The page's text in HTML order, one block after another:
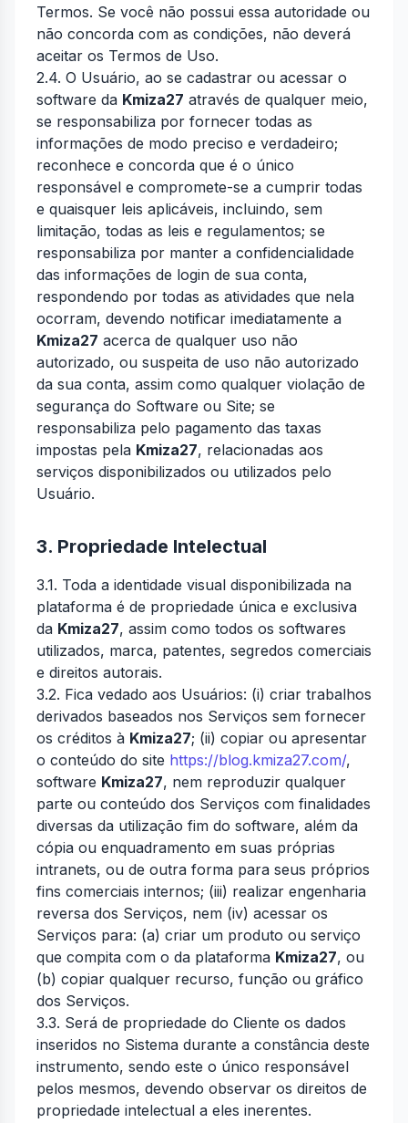
Termos. Se você não possui essa autoridade ou
não concorda com as condições, não deverá
aceitar os Termos de Uso.
2.4. O Usuário, ao se cadastrar ou acessar o
software da Kmiza27 através de qualquer meio,
se responsabiliza por fornecer todas as
informações de modo preciso e verdadeiro;
reconhece e concorda que é o único
responsável e compromete-se a cumprir todas
e quaisquer leis aplicáveis, incluindo, sem
limitação, todas as leis e regulamentos; se
responsabiliza por manter a confidencialidade
das informações de login de sua conta,
respondendo por todas as atividades que nela
ocorram, devendo notificar imediatamente a
Kmiza27 acerca de qualquer uso não
autorizado, ou suspeita de uso não autorizado
da sua conta, assim como qualquer violação de
segurança do Software ou Site; se
responsabiliza pelo pagamento das taxas
impostas pela Kmiza27, relacionadas aos
serviços disponibilizados ou utilizados pelo
Usuário.
3. Propriedade Intelectual
3.1. Toda a identidade visual disponibilizada na
plataforma é de propriedade única e exclusiva
da Kmiza27, assim como todos os softwares
utilizados, marca, patentes, segredos comerciais
e direitos autorais.
3.2. Fica vedado aos Usuários: (i) criar trabalhos
derivados baseados nos Serviços sem fornecer
os créditos à Kmiza27; (ii) copiar ou apresentar
o conteúdo do site https://blog.kmiza27.com/,
software Kmiza27, nem reproduzir qualquer
parte ou conteúdo dos Serviços com finalidades
diversas da utilização fim do software, além da
cópia ou enquadramento em suas próprias
intranets, ou de outra forma para seus próprios
fins comerciais internos; (iii) realizar engenharia
reversa dos Serviços, nem (iv) acessar os
Serviços para: (a) criar um produto ou serviço
que compita com o da plataforma Kmiza27, ou
(b) copiar qualquer recurso, função ou gráfico
dos Serviços.
3.3. Será de propriedade do Cliente os dados
inseridos no Sistema durante a constância deste
instrumento, sendo este o único responsável
pelos mesmos, devendo observar os direitos de
propriedade intelectual a eles inerentes.